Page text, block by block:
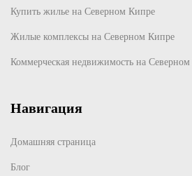
Купить жилье на Северном Кипре
Жилые комплексы на Северном Кипре
Коммерческая недвижимость на
Навигация
Домашняя страница
Блог